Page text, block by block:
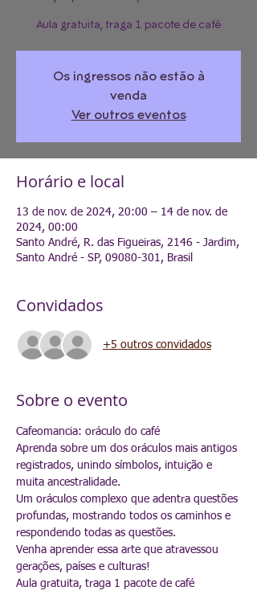
Aula gratuita, traga 1 pacote de café
Os ingressos não estão à
venda
Ver outros eventos
Horário e local
13 de nov. de 2024, 20:00 – 14 de nov. de
2024, 00:00
Santo André, R. das Figueiras, 2146 - Jardim,
Santo André - SP, 09080-301, Brasil
Convidados
+5 outros convidados
Sobre o evento
Cafeomancia: oráculo do café
Aprenda sobre um dos oráculos mais antigos
registrados, unindo símbolos, intuição e
muita ancestralidade.
Um oráculos complexo que adentra questões
profundas, mostrando todos os caminhos e
respondendo todas as questões.
Venha aprender essa arte que atravessou
gerações, países e culturas!
Aula gratuita, traga 1 pacote de café